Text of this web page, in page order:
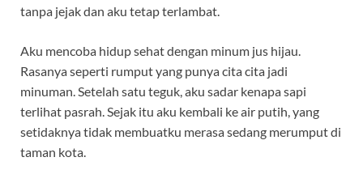
tanpa jejak dan aku tetap terlambat.
Aku mencoba hidup sehat dengan minum jus hijau.
Rasanya seperti rumput yang punya cita cita jadi
minuman. Setelah satu teguk, aku sadar kenapa sapi
terlihat pasrah. Sejak itu aku kembali ke air putih, yang
setidaknya tidak membuatku merasa sedang merumput di
taman kota.